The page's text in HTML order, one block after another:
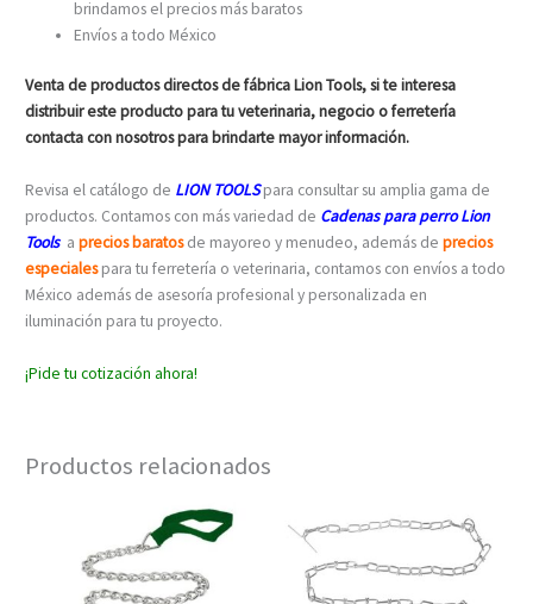
brindamos el precios más baratos
Envíos a todo México
Venta de productos directos de fábrica Lion Tools, si te interesa
distribuir este producto para tu veterinaria, negocio o ferretería
contacta con nosotros para brindarte mayor información.
Revisa el catálogo de LION TOOLS para consultar su amplia gama de
productos. Contamos con más variedad de Cadenas para perro Lion
Tools aprecios baratos de mayoreo y menudeo, además de precios
especialespara tu ferretería o veterinaria, contamos con envíos a todo
México además de asesoría profesional y personalizada en
iluminación para tu proyecto.
¡Pide tu cotización ahora!
Productos relacionados